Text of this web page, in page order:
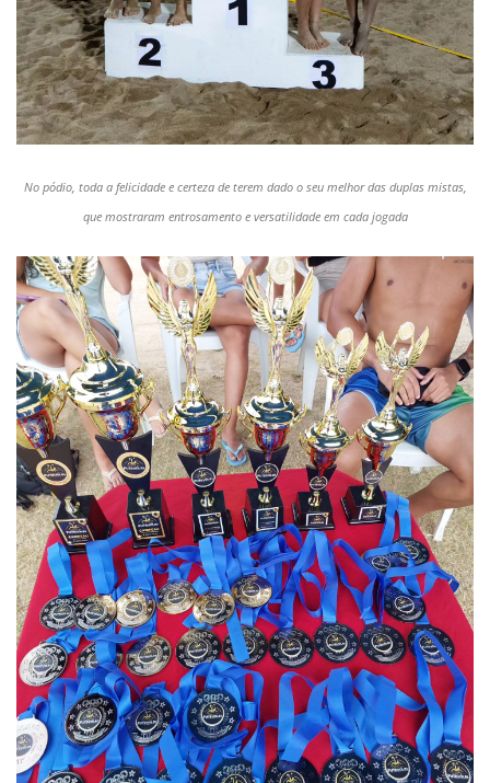
No pódio, toda a felicidade e certeza de terem dado o seu melhor das duplas mistas,
que mostraram entrosamento e versatilidade em cada jogada